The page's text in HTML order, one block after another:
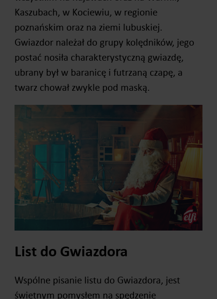
Kaszubach, w Kociewiu, w regionie
poznańskim oraz na ziemi lubuskiej.
Gwiazdor należał do grupy kolędników, jego
postać nosiła charakterystyczną gwiazdę,
ubrany był w baranicę i futrzaną czapę, a
twarz chował zwykle pod maską.
List do Gwiazdora
Wspólne pisanie listu do Gwiazdora, jest
świetnym pomysłem na spędzenie